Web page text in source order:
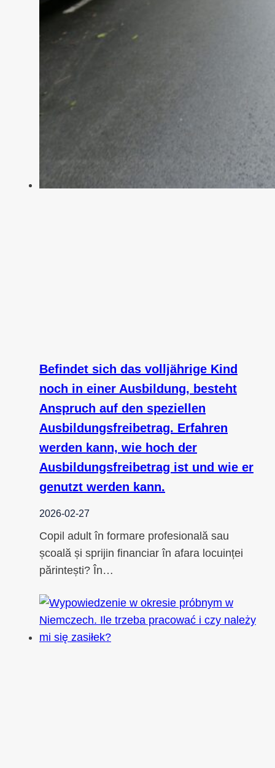
Befindet sich das volljährige Kind
noch in einer Ausbildung, besteht
Anspruch auf den speziellen
Ausbildungsfreibetrag. Erfahren
werden kann, wie hoch der
Ausbildungsfreibetrag ist und wie er
genutzt werden kann.
2026-02-27
Copil adult în formare profesională sau
școală și sprijin financiar în afara locuinței
părintești? În…